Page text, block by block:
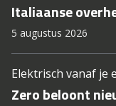
Italiaanse
5 augustus 2026
Elektrisch vanaf je
Zero beloont